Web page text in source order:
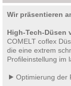
Wir präsentieren
High-Tech-Düsen
COMELT coflex
die eine extrem
Profileinstellung im
Optimierung der